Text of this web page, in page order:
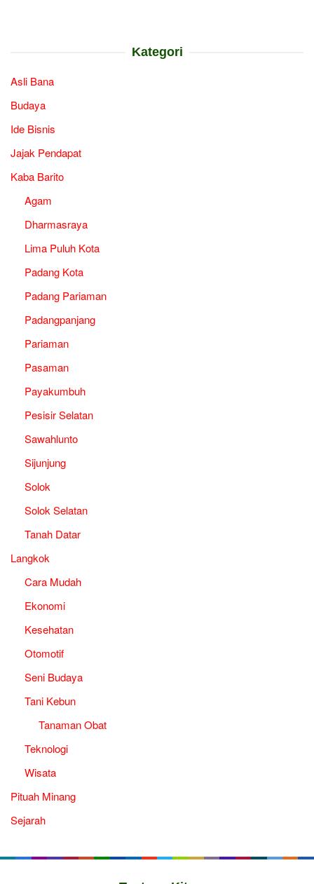
Kategori
Asli Bana
Budaya
Ide Bisnis
Jajak Pendapat
Kaba Barito
Agam
Dharmasraya
Lima Puluh Kota
Padang Kota
Padang Pariaman
Padangpanjang
Pariaman
Pasaman
Payakumbuh
Pesisir Selatan
Sawahlunto
Sijunjung
Solok
Solok Selatan
Tanah Datar
Langkok
Cara Mudah
Ekonomi
Kesehatan
Otomotif
Seni Budaya
Tani Kebun
Tanaman Obat
Teknologi
Wisata
Pituah Minang
Sejarah